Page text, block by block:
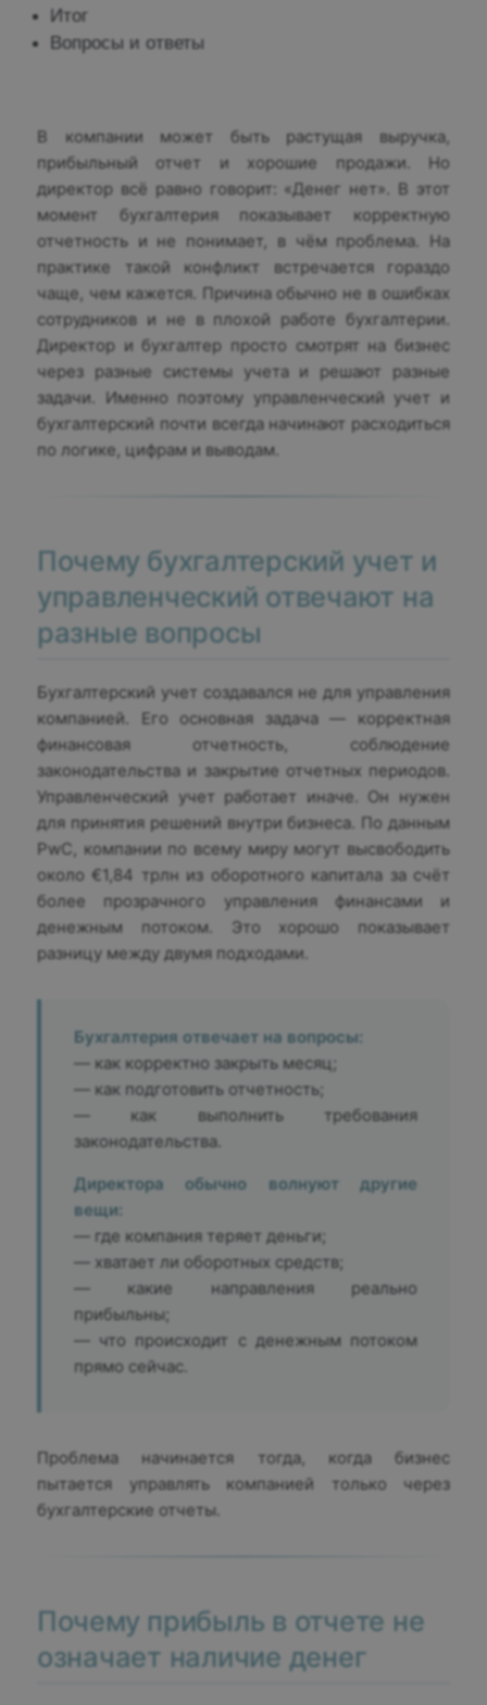
Итог
Вопросы и ответы
В компании может быть растущая выручка,
прибыльный отчет и хорошие продажи. Но
директор всё равно говорит: «Денег нет». В этот
момент бухгалтерия показывает корректную
отчетность и не понимает, в чём проблема. На
практике такой конфликт встречается гораздо
чаще, чем кажется. Причина обычно не в ошибках
сотрудников и не в плохой работе бухгалтерии.
Директор и бухгалтер просто смотрят на бизнес
через разные системы учета и решают разные
задачи. Именно поэтому управленческий учет и
бухгалтерский почти всегда начинают расходиться
по логике, цифрам и выводам.
Почему бухгалтерский учет и
управленческий отвечают на
разные вопросы
Бухгалтерский учет создавался не для управления
компанией. Его основная задача — корректная
финансовая отчетность, соблюдение
законодательства и закрытие отчетных периодов.
Управленческий учет работает иначе. Он нужен
для принятия решений внутри бизнеса. По данным
PwC, компании по всему миру могут высвободить
около €1,84 трлн из оборотного капитала за счёт
более прозрачного управления финансами и
денежным потоком. Это хорошо показывает
разницу между двумя подходами.
Бухгалтерия отвечает на вопросы:
— как корректно закрыть месяц;
— как подготовить отчетность;
— как выполнить требования
законодательства.
Директора обычно волнуют другие
вещи:
— где компания теряет деньги;
— хватает ли оборотных средств;
— какие направления реально
прибыльны;
— что происходит с денежным потоком
прямо сейчас.
Проблема начинается тогда, когда бизнес
пытается управлять компанией только через
бухгалтерские отчеты.
Почему прибыль в отчете не
означает наличие денег